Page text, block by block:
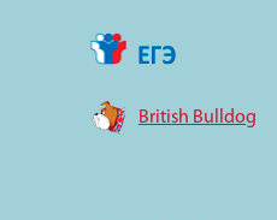
British Bulldog